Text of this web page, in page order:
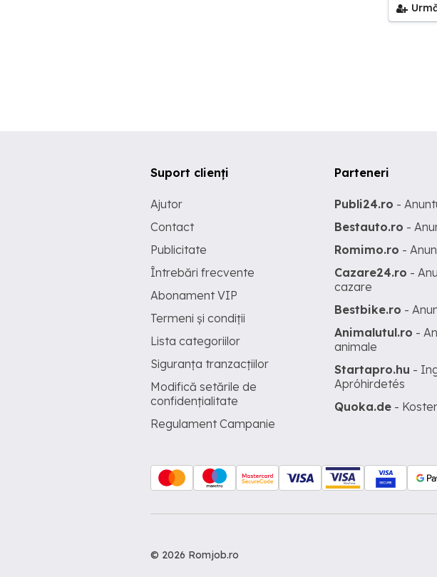
Suport clienți
Ajutor
Contact
Publicitate
Întrebări frecvente
Abonament VIP
Termeni și condiții
Lista categoriilor
Siguranța tranzacțiilor
Modifică setările de
confidențialitate
Regulament Campanie
Parteneri
Publi24.ro -
Bestauto.ro -
Romimo.ro -
Cazare24.ro -
cazare
Bestbike.ro -
Animalutul.ro -
animale
Startapro.hu -
Apróhirdetés
Quoka.de -
© 2026 Romjob.ro